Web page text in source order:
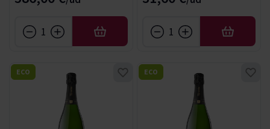
AÑADIR AÑADIR
ECO ECO